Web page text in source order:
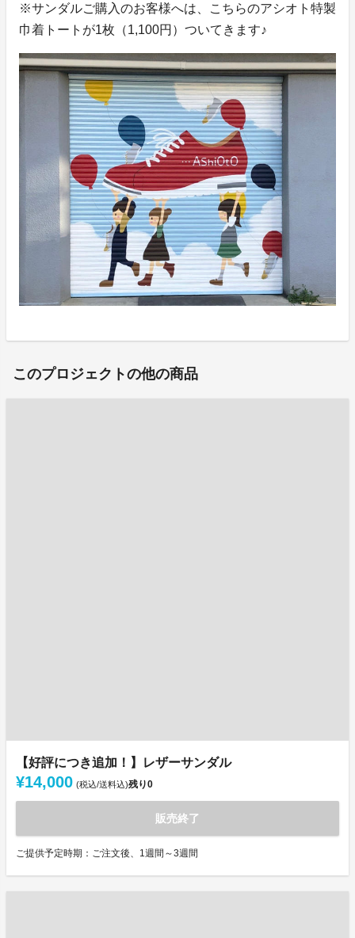
※サンダルご購入のお客様へは、こちらのアシオト特製
巾着トートが1枚（1,100円）ついてきます♪
このプロジェクトの他の商品
【好評につき追加！】レザーサンダル
¥14,000 (税込/送料込)残り0
販売終了
ご提供予定時期：ご注文後、1週間～3週間